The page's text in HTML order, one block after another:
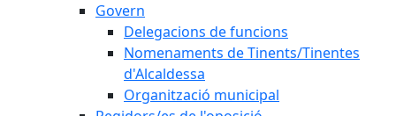
Govern
Delegacions de funcions
Nomenaments de Tinents/Tinentes
d'Alcaldessa
Organització municipal